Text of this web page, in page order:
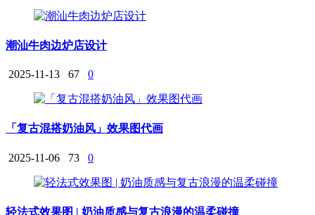
潮汕牛肉边炉店设计
2025-11-13 67 0
「复古混搭奶油风」效果图代画
2025-11-06 73 0
轻法式效果图 | 奶油质感与复古浪漫的温柔碰撞